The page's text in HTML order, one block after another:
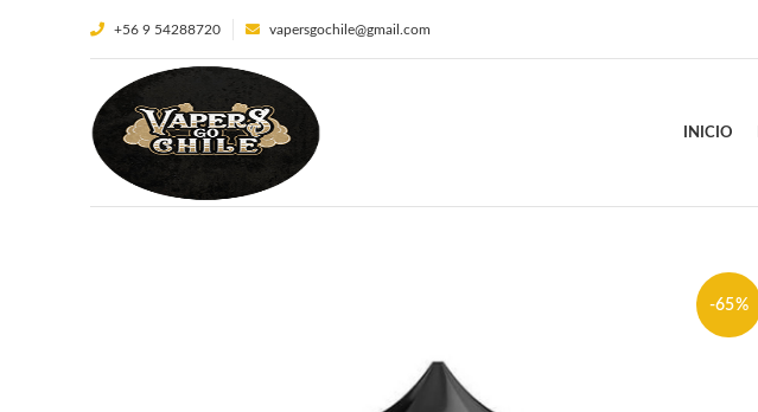
+56 9 54288720 vapersgochile@gmail.com
INICIO
-65%